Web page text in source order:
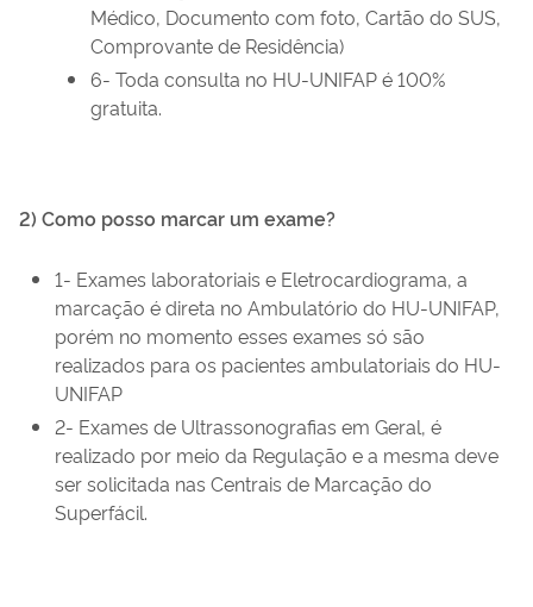
Médico, Documento com foto, Cartão do SUS,
Comprovante de Residência)
6- Toda consulta no HU-UNIFAP é 100%
gratuita.
2) Como posso marcar um exame?
1- Exames laboratoriais e Eletrocardiograma, a
marcação é direta no Ambulatório do HU-UNIFAP,
porém no momento esses exames só são
realizados para os pacientes ambulatoriais do HU-
UNIFAP
2- Exames de Ultrassonografias em Geral, é
realizado por meio da Regulação e a mesma deve
ser solicitada nas Centrais de Marcação do
Superfácil.